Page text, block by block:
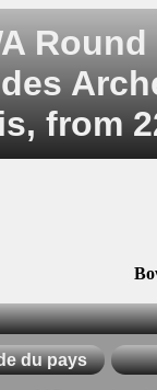
Round
from
du pays